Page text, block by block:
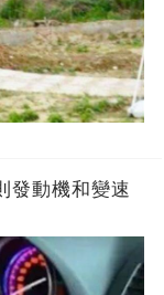
發動機和變速